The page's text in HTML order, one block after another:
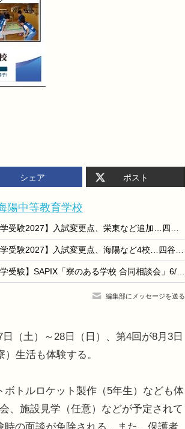
シェア ポスト
陽中等教育学校
【中学受験2027】入試変更点、栄東など追加…四谷大塚調べ（7/15更新）
【中学受験2027】入試変更点、海陽など4校…四谷大塚調べ（6/15更新）
【中学受験】SAPIX「寮のある学校 合同相談会」6/14・21代々木
編集部にメッセージを送る
（土）～28日（日）、第4回が8月3日
生活も体験する。
トルロケット製作（5年生）なども体
、施設見学（任意）などが予定されて